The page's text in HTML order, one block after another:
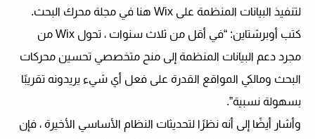
لتنفيذ البيانات المنظمة على Wix هنا في مجلة محرك البحث.
كتب أوبرشتاين: “في أقل من ثلاث سنوات ، تحول Wix من
مجرد دعم البيانات المنظمة إلى منح متخصصي تحسين محركات
البحث ومالكي المواقع القدرة على فعل أي شيء يريدونه تقريبًا
بسهولة نسبية”.
وأشار أيضًا إلى أنه نظرًا لتحديثات النظام الأساسي الأخيرة ، فإن